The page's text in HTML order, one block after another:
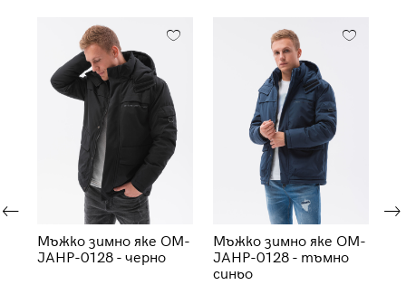
Мъжко зимно яке OM-
JAHP-0128 - черно
Мъжко зимно яке OM-
JAHP-0128 - тъмно
синьо